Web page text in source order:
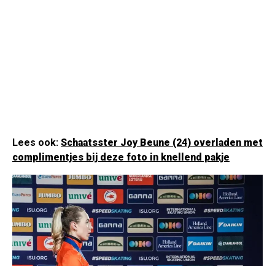
Lees ook: Schaatsster Joy Beune (24) overladen met
complimentjes bij deze foto in knellend pakje